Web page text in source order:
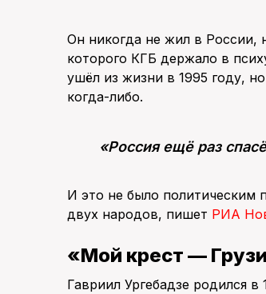
Он никогда не жил в России,
которого КГБ держало в
ушёл из жизни в 1995 году,
когда-либо.
«Россия ещё раз
И это не было политическим
двух народов, пишет РИА
«Мой крест —
Гавриил Ургебадзе родился